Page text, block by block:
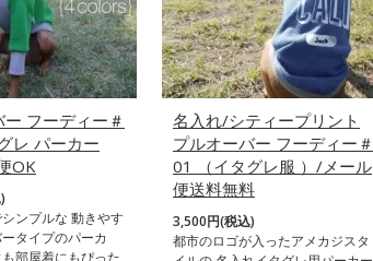
フーディー＃
レ パーカー
OK
ンプルな 動きやす
タイプのパーカ
部屋着にもぴった
名入れ/シティープリント
プルオーバー フーディー＃
01 （イタグレ服 ）/メール
便送料無料
3,500円(税込)
都市のロゴが入ったアメカジスタ